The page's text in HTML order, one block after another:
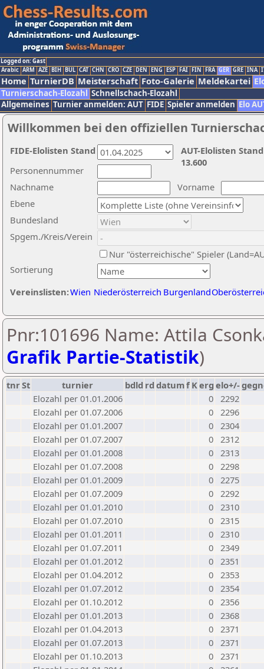
Logged on: Gast
Arabic ARM AZE BIH BUL CAT CHN CRO CZE DEN ENG ESP FAI FIN FRA GER GRE INA
Home TurnierDB Meisterschaft Foto-Galerie Meldekartei
Turnierschach-Elozahl Schnellschach-Elozahl
Allgemeines Turnier anmelden: AUT FIDE Spieler anmelden Elo
Willkommen bei den offiziellen
Nachname
Vorname
Ebene
Sortierung
Personennummer
Bundesland
Spgem./Kreis/Verein
Nur "österreichische" Spieler
Vereinslisten:Wien Niederösterreich Burgenland
AUT-Elolisten
13.600
FIDE-Elolisten Stand
Pnr:101696 Name: Attila
Grafik Partie-Statistik)
tnrSt turnier bdld rd datumf Kerg elo+/-
Elozahl per 01.01.2006
0 2292
Elozahl per 01.07.2006
0 2296
Elozahl per 01.01.2007
0 2304
Elozahl per 01.07.2007
0 2312
Elozahl per 01.01.2008
0 2313
Elozahl per 01.07.2008
0 2298
Elozahl per 01.01.2009
0 2275
Elozahl per 01.07.2009
0 2292
Elozahl per 01.01.2010
0 2310
Elozahl per 01.07.2010
0 2315
Elozahl per 01.01.2011
0 2310
Elozahl per 01.07.2011
0 2349
Elozahl per 01.01.2012
0 2351
Elozahl per 01.04.2012
0 2353
Elozahl per 01.07.2012
0 2354
Elozahl per 01.10.2012
0 2356
Elozahl per 01.01.2013
0 2368
Elozahl per 01.04.2013
0 2371
Elozahl per 01.07.2013
0 2371
Elozahl per 01.10.2013
0 2371